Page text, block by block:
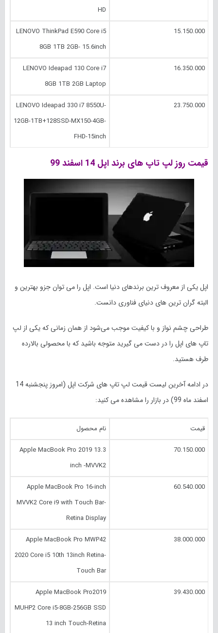
HD
15.150.000
LENOVO ThinkPad E590 Core i5
8GB 1TB 2GB- 15.6inch
16.350.000
LENOVO Ideapad 130 Core i7
8GB 1TB 2GB Laptop
23.750.000
LENOVO Ideapad 330 i7 8550U-
12GB-1TB+128SSD-MX150-4GB-
FHD-15inch
قیمت روز لپ تاپ های برند اپل 14 اسفند 99
اپل یکی از معروف ترین برندهای دنیا است. اپل را می توان جزو بهترین و
البته گران ترین های دنیای فناوری دانست.
طراحی چشم نواز و با کیفیت موجب می‌شود از همان زمانی که یکی از لپ
تاپ های اپل را در دست می گیرید متوجه باشید که با محصولی بالارده
طرف هستید.
در ادامه آخرین لیست قیمت لپ تاپ های شرکت اپل (امروز
پنجشنبه 14
اسفند ماه 99) در بازار را مشاهده می کنید:
قیمت نام محصول
70.150.000
Apple MacBook Pro 2019 13.3
inch -MVVK2
60.540.000
Apple MacBook Pro 16-inch
MVVK2 Core i9 with Touch Bar-
Retina Display
38.000.000
Apple MacBook Pro MWP42
2020 Core i5 10th 13inch Retina-
Touch Bar
39.430.000
Apple MacBook Pro2019
MUHP2 Core i5-8GB-256GB SSD
13 inch Touch-Retina